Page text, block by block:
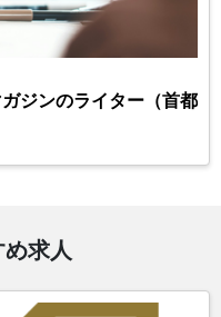
ジンのライター（首都
求人